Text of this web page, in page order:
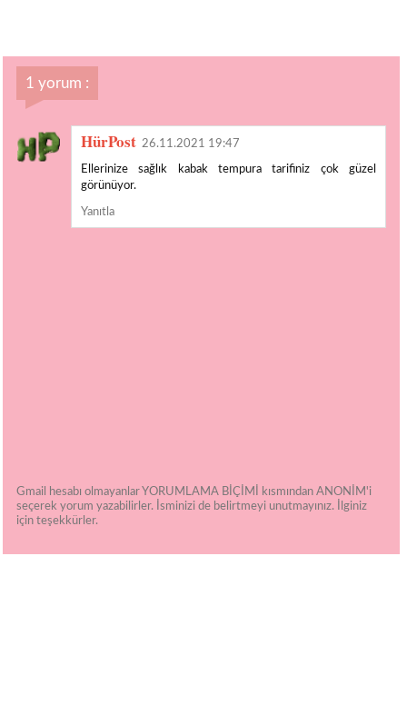
1 yorum :
HürPost 26.11.2021 19:47
Ellerinize sağlık kabak tempura tarifiniz çok güzel
görünüyor.
Yanıtla
Gmail hesabı olmayanlar YORUMLAMA BİÇİMİ kısmından ANONİM'i
seçerek yorum yazabilirler. İsminizi de belirtmeyi unutmayınız. İlginiz
için teşekkürler.